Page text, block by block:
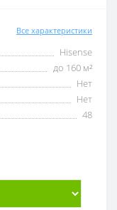
Все характеристики
Hisense
до 160 м²
Нет
Нет
48